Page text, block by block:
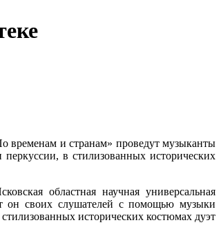
временам и странам» проведут музыканты
в стилизованных исторических
областная научная универсальная
он своих слушателей с помощью музыки
исторических костюмах дуэт